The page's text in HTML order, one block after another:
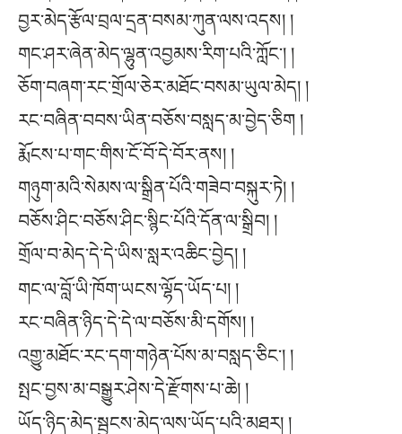
བྱར་མེད་རྩོལ་བྲལ་དྲན་བསམ་ཀུན་ལས་འདས། །
གང་ཤར་ཞེན་མེད་ལྷུན་འབྱམས་རིག་པའི་ཀློང༌། །
ཅོག་བཞག་རང་གྲོལ་ཅེར་མཐོང་བསམ་ཡུལ་མེད། །
རང་བཞིན་བབས་ཡིན་བཅོས་བསླད་མ་བྱེད་ཅིག །
རྨོངས་པ་གང་གིས་ངོ་བོ་དེ་བོར་ནས། །
གཉུག་མའི་སེམས་ལ་སྒྲིན་པོའི་གཟེབ་བསྐུར་ཏེ། །
བཅོས་ཤིང་བཅོས་ཤིང་སྙིང་པོའི་དོན་ལ་སྒྲིབ། །
གྲོལ་བ་མེད་དེ་དེ་ཡིས་སླར་འཆིང་བྱེད། །
གང་ལ་བློ་ཡི་ཁོག་ཡངས་ལྷོད་ཡོད་པ། །
རང་བཞིན་ཉིད་དེ་དེ་ལ་བཅོས་མི་དགོས། །
འགྱུ་མཐོང་རང་དག་གཉེན་པོས་མ་བསླད་ཅིང༌། །
སྤང་བྱས་མ་བསྒྱུར་ཤེས་དེ་རྫོགས་པ་ཆེ། །
ཡོད་ཉིད་མེད་སྦྱངས་མེད་ལས་ཡོད་པའི་མཐར། །